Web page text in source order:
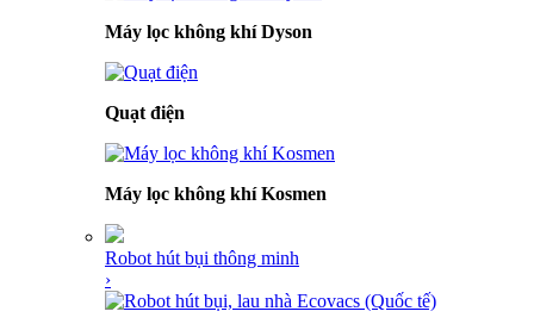
Máy lọc không khí Dyson
Quạt điện
Máy lọc không khí Kosmen
Robot hút bụi thông minh
›